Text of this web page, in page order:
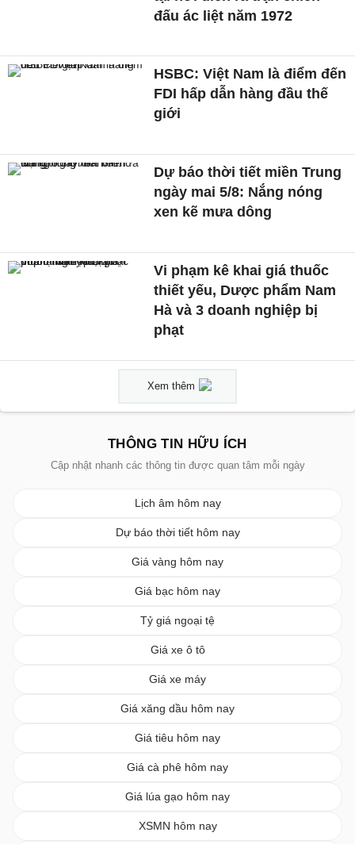
đấu ác liệt năm 1972
HSBC: Việt Nam là điểm đến
FDI hấp dẫn hàng đầu thế
giới
Dự báo thời tiết miền Trung
ngày mai 5/8: Nắng nóng
xen kẽ mưa dông
Vi phạm kê khai giá thuốc
thiết yếu, Dược phẩm Nam
Hà và 3 doanh nghiệp bị
phạt
Xem thêm
THÔNG TIN HỮU ÍCH
Cập nhật nhanh các thông tin được quan tâm mỗi ngày
Lịch âm hôm nay
Dự báo thời tiết hôm nay
Giá vàng hôm nay
Giá bạc hôm nay
Tỷ giá ngoại tệ
Giá xe ô tô
Giá xe máy
Giá xăng dầu hôm nay
Giá tiêu hôm nay
Giá cà phê hôm nay
Giá lúa gạo hôm nay
XSMN hôm nay